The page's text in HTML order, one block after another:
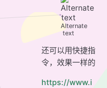
Alternate
text
还可以用快捷指
令，效果一样的
https://www.i